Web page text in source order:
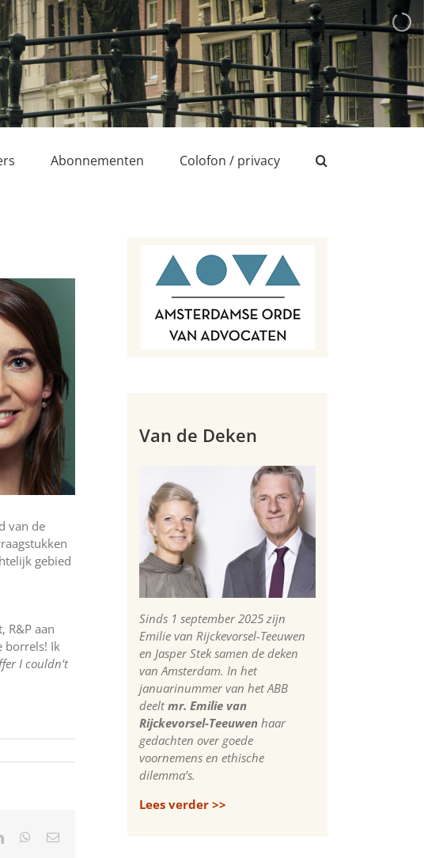
Abonnementen Colofon / privacy
van de
gebied
R&P aan
borrels! Ik
I couldn’t
LinkedInWhatsApp
E-
Van de Deken
Sinds 1 september 2025 zijn
Emilie van Rijckevorsel-Teeuwen
en Jasper Stek samen de deken
van Amsterdam. In het
januarinummer van het ABB
deeltmr. Emilie van
Rijckevorsel-Teeuwen haar
gedachten over goede
voornemens en ethische
dilemma’s.
Lees verder >>